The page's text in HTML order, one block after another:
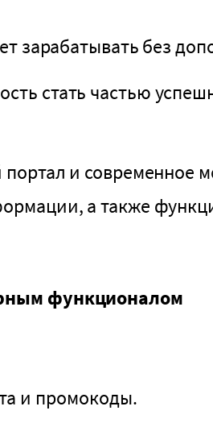
зарабатывать без
стать частью
и современное
а также
функционалом
и промокоды.